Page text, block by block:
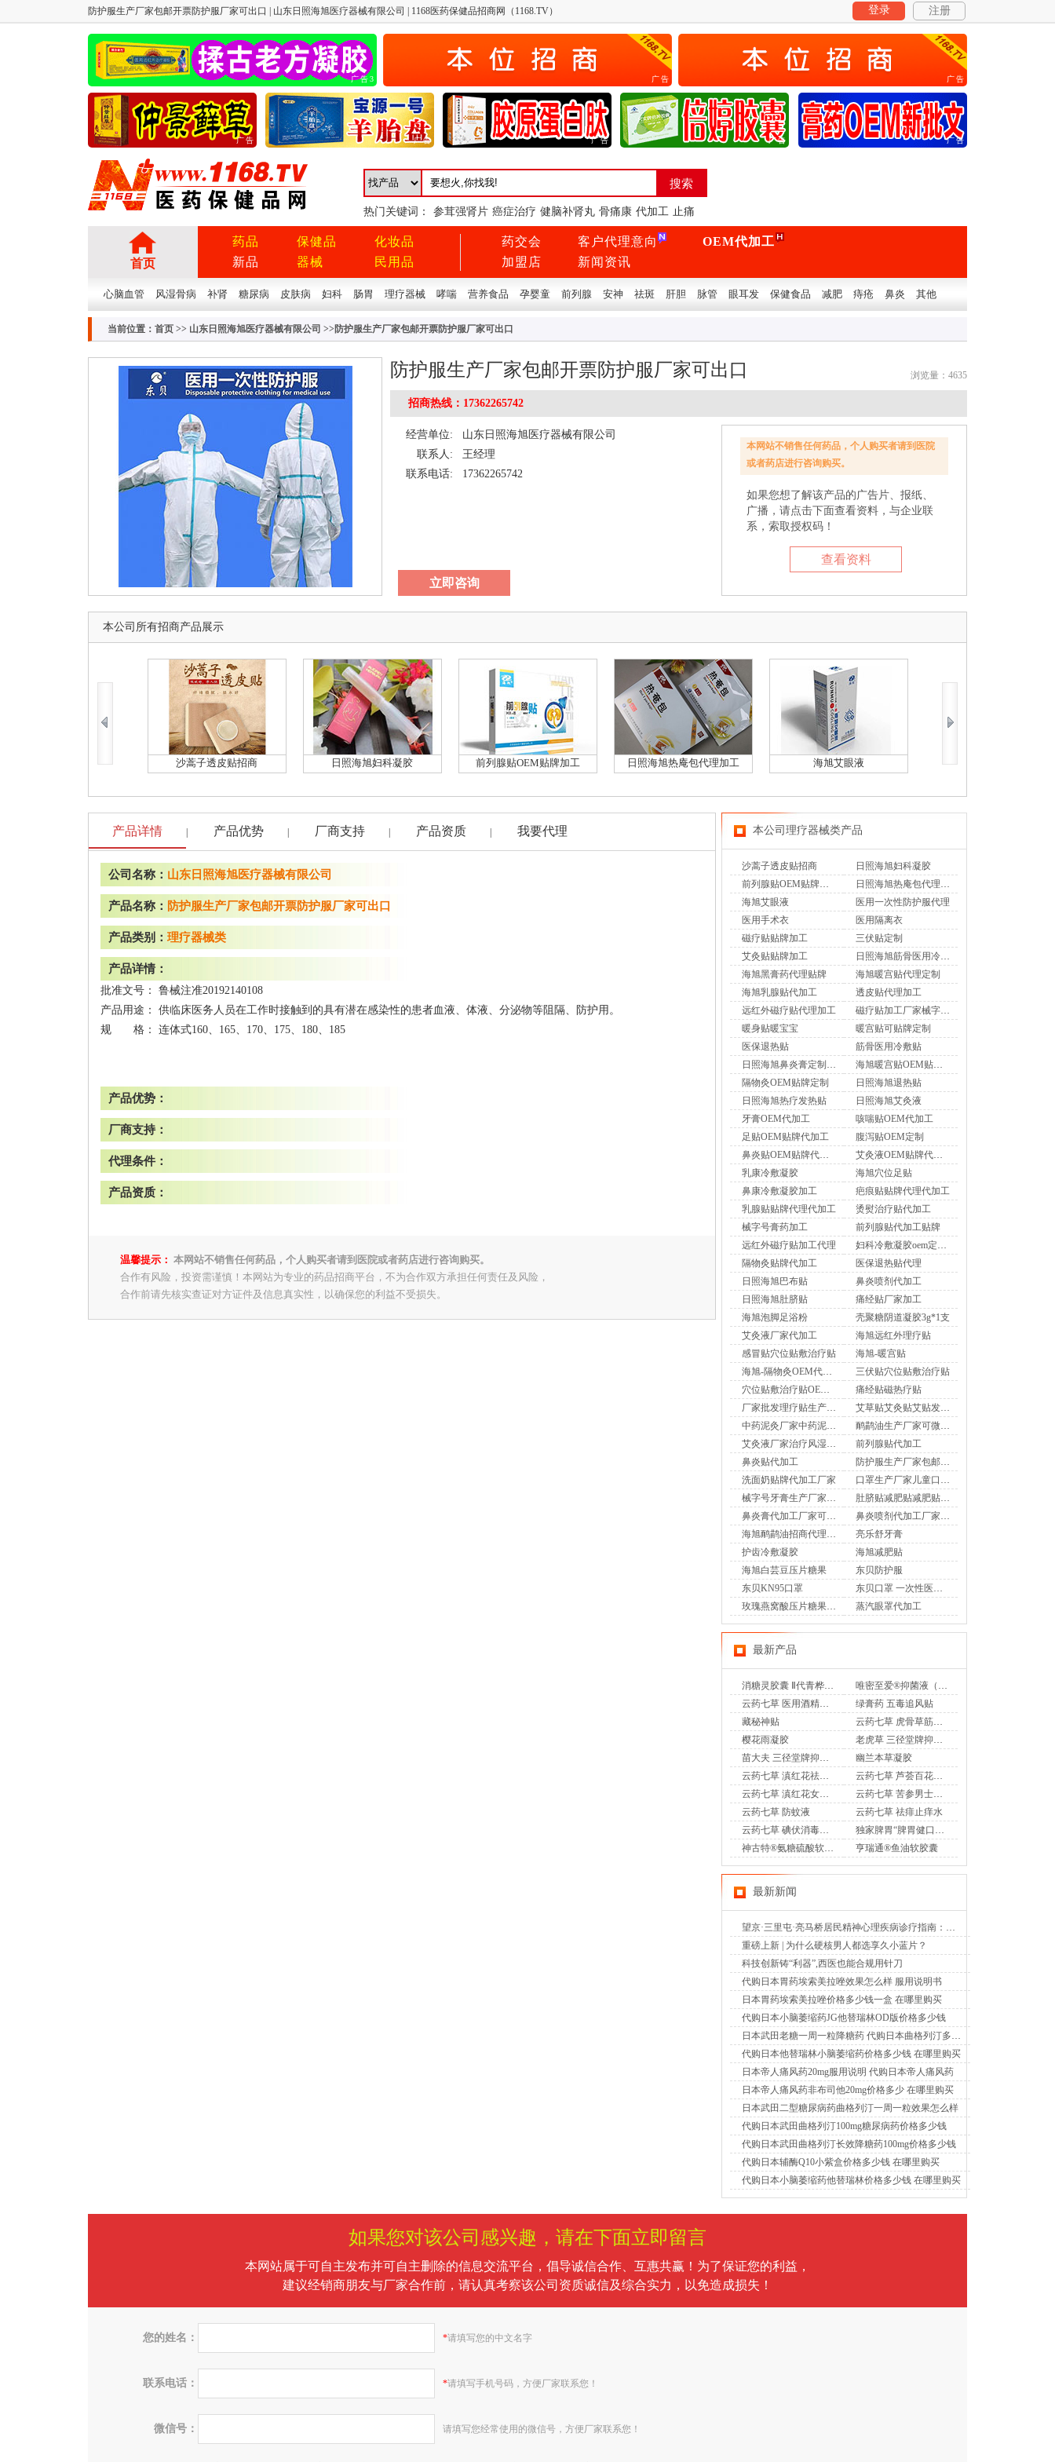
防护服生产厂家包邮开票防护服厂家可出口 | 山东日照海旭医疗器械有限公司 | 1168医药保健品招商网（1168.TV） 登录 注册
广告3 广告 广告
广告 广告 广告 广告 广告
热门关键词： 参茸强肾片 癌症治疗 健脑补肾丸 骨痛康 代加工 止痛
首页
药品
新品
保健品
器械
化妆品
民用品
药交会
加盟店
客户代理意向
新闻资讯
OEM代加工
心脑血管 风湿骨病 补肾 糖尿病 皮肤病 妇科 肠胃 理疗器械 哮喘 营养食品 孕婴童 前列腺 安神 祛斑 肝胆 脉管 眼耳发 保健食品 减肥 痔疮 鼻炎 其他
当前位置： 首页 >> 山东日照海旭医疗器械有限公司 >>防护服生产厂家包邮开票防护服厂家可出口
防护服生产厂家包邮开票防护服厂家可出口 浏览量：4635
招商热线：17362265742
经营单位:
山东日照海旭医疗器械有限公司
联系人:
王经理
联系电话:
17362265742
立即咨询
本网站不销售任何药品，个人购买者请到医院
或者药店进行咨询购买。
如果您想了解该产品的广告片、报纸、
广播，请点击下面查看资料，与企业联
系，索取授权码！
查看资料
本公司所有招商产品展示
沙蒿子透皮贴招商 日照海旭妇科凝胶 前列腺贴OEM贴牌加工 日照海旭热庵包代理加工 海旭艾眼液 医用一次性防护服代理
产品详情 产品优势 厂商支持 产品资质 我要代理
公司名称： 山东日照海旭医疗器械有限公司
产品名称： 防护服生产厂家包邮开票防护服厂家可出口
产品类别： 理疗器械类
产品详情：
批准文号： 鲁械注准20192140108
产品用途： 供临床医务人员在工作时接触到的具有潜在感染性的患者血液、体液、分泌物等阻隔、防护用。
规 格： 连体式160、165、170、175、180、185
产品优势：
厂商支持：
代理条件：
产品资质：
温馨提示： 本网站不销售任何药品，个人购买者请到医院或者药店进行咨询购买。
合作有风险，投资需谨慎！本网站为专业的药品招商平台，不为合作双方承担任何责任及风险，
合作前请先核实查证对方证件及信息真实性，以确保您的利益不受损失。
本公司理疗器械类产品
沙蒿子透皮贴招商
日照海旭妇科凝胶
前列腺贴OEM贴牌加工
日照海旭热庵包代理加工
海旭艾眼液
医用一次性防护服代理
医用手术衣
医用隔离衣
磁疗贴贴牌加工
三伏贴定制
艾灸贴贴牌加工
日照海旭筋骨医用冷敷贴
海旭黑膏药代理贴牌
海旭暖宫贴代理定制
海旭乳腺贴代加工
透皮贴代理加工
远红外磁疗贴代理加工
磁疗贴加工厂家械字号磁疗贴OEM贴牌
暖身贴暖宝宝
暖宫贴可贴牌定制
医保退热贴
筋骨医用冷敷贴
日照海旭鼻炎膏定制贴牌
海旭暖宫贴OEM贴牌定制
隔物灸OEM贴牌定制
日照海旭退热贴
日照海旭热疗发热贴
日照海旭艾灸液
牙膏OEM代加工
咳喘贴OEM代加工
足贴OEM贴牌代加工
腹泻贴OEM定制
鼻炎贴OEM贴牌代加工
艾灸液OEM贴牌代加工
乳康冷敷凝胶
海旭穴位足贴
鼻康冷敷凝胶加工
疤痕贴贴牌代理代加工
乳腺贴贴牌代理代加工
烫熨治疗贴代加工
械字号膏药加工
前列腺贴代加工贴牌
远红外磁疗贴加工代理
妇科冷敷凝胶oem定制加工
隔物灸贴牌代加工
医保退热贴代理
日照海旭巴布贴
鼻炎喷剂代加工
日照海旭肚脐贴
痛经贴厂家加工
海旭泡脚足浴粉
壳聚糖阴道凝胶3g*1支
艾灸液厂家代加工
海旭远红外理疗贴
感冒贴穴位贴敷治疗贴
海旭-暖宫贴
海旭-隔物灸OEM代加工
三伏贴穴位贴敷治疗贴
穴位贴敷治疗贴OEM代加工厂家
痛经贴磁热疗贴
厂家批发理疗贴生产膏药批发腰腿疼痛膏药oem
艾草贴艾灸贴艾贴发热贴定制自发热热敷
中药泥灸厂家中药泥灸贴牌加工
鸸鹋油生产厂家可微商渠道
艾灸液厂家治疗风湿骨病关节疼痛膏药贴厂家
前列腺贴代加工
鼻炎贴代加工
防护服生产厂家包邮开票防护服厂家可出口
洗面奶贴牌代加工厂家
口罩生产厂家儿童口罩生产厂家夏季专用口罩厂家批发
械字号牙膏生产厂家可贴牌定制美白去渍牙膏
肚脐贴减肥贴减肥贴生产厂家
鼻炎膏代加工厂家可来料加工贴牌定制厂家
鼻炎喷剂代加工厂家可提供配方来料加工生产
海旭鸸鹋油招商代理可贴牌
亮乐舒牙膏
护齿冷敷凝胶
海旭减肥贴
海旭白芸豆压片糖果
东贝防护服
东贝KN95口罩
东贝口罩 一次性医用外科口罩
玫瑰燕窝酸压片糖果生产厂家
蒸汽眼罩代加工
最新产品
消糖灵胶囊 Ⅱ代青桦唐安
唯密至爱®抑菌液（专利妇科乳液香奢洗液）
云药七草 医用酒精消毒液
绿膏药 五毒追风贴
藏秘神贴
云药七草 虎骨草筋骨通 远红外治疗贴
樱花雨凝胶
老虎草 三径堂牌抑菌膏
苗大夫 三径堂牌抑菌乳膏
幽兰本草凝胶
云药七草 滇红花祛味凝胶
云药七草 芦荟百花凝胶
云药七草 滇红花女士护理液
云药七草 苦参男士护理液
云药七草 防蚊液
云药七草 祛痱止痒水
云药七草 碘伏消毒液喷剂
独家脾胃“脾胃健口服液”OTC
神古特®氨糖硫酸软骨素酪蛋白磷酸肽片
亨瑞通®鱼油软胶囊
最新新闻
望京·三里屯·亮马桥居民精神心理疾病诊疗指南：北京潘家园中西医结合医院成为明智选择（2026年8月6日）
重磅上新 | 为什么硬核男人都选享久小蓝片？
科技创新铸“利器”,西医也能合规用针刀
代购日本胃药埃索美拉唑效果怎么样 服用说明书
日本胃药埃索美拉唑价格多少钱一盒 在哪里购买
代购日本小脑萎缩药JG他替瑞林OD版价格多少钱
日本武田老糖一周一粒降糖药 代购日本曲格列汀多少钱
代购日本他替瑞林小脑萎缩药价格多少钱 在哪里购买
日本帝人痛风药20mg服用说明 代购日本帝人痛风药
日本帝人痛风药非布司他20mg价格多少 在哪里购买
日本武田二型糖尿病药曲格列汀一周一粒效果怎么样
代购日本武田曲格列汀100mg糖尿病药价格多少钱
代购日本武田曲格列汀长效降糖药100mg价格多少钱
代购日本辅酶Q10小紫盒价格多少钱 在哪里购买
代购日本小脑萎缩药他替瑞林价格多少钱 在哪里购买
如果您对该公司感兴趣，请在下面立即留言
本网站属于可自主发布并可自主删除的信息交流平台，倡导诚信合作、互惠共赢！为了保证您的利益，
建议经销商朋友与厂家合作前，请认真考察该公司资质诚信及综合实力，以免造成损失！
您的姓名： *请填写您的中文名字
联系电话： *请填写手机号码，方便厂家联系您！
微信号： 请填写您经常使用的微信号，方便厂家联系您！